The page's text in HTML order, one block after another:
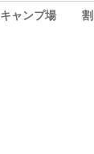
キャンプ場